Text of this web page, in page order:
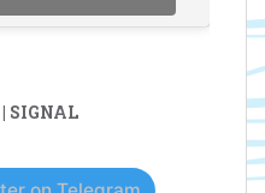
SIGNAL